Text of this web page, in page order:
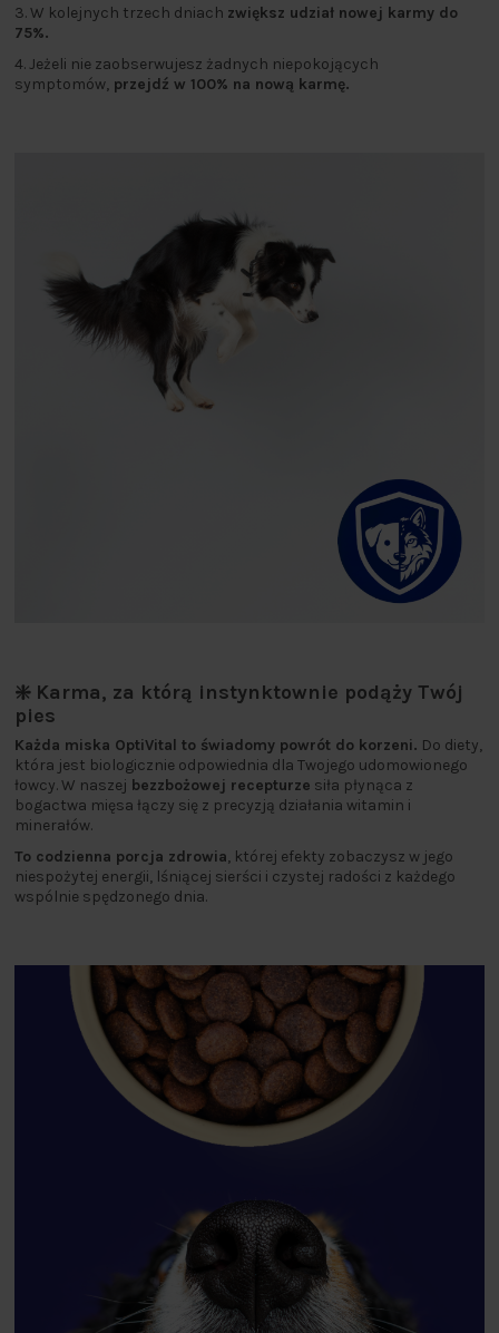
3. W kolejnych trzech dniach zwiększ udział nowej karmy do
75%.
4. Jeżeli nie zaobserwujesz żadnych niepokojących
symptomów, przejdź w 100% na nową karmę.
❇️ Karma, za którą instynktownie podąży Twój
pies
Każda miska OptiVital to świadomy powrót do korzeni. Do diety,
która jest biologicznie odpowiednia dla Twojego udomowionego
łowcy. W naszej bezzbożowej recepturze siła płynąca z
bogactwa mięsa łączy się z precyzją działania witamin i
minerałów.
To codzienna porcja zdrowia, której efekty zobaczysz w jego
niespożytej energii, lśniącej sierści i czystej radości z każdego
wspólnie spędzonego dnia.